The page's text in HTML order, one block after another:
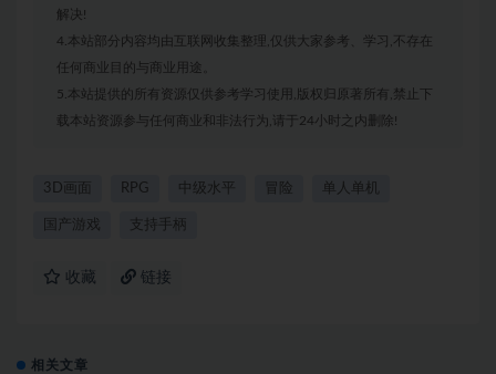
解决!
4.本站部分内容均由互联网收集整理,仅供大家参考、学习,不存在
任何商业目的与商业用途。
5.本站提供的所有资源仅供参考学习使用,版权归原著所有,禁止下
载本站资源参与任何商业和非法行为,请于24小时之内删除!
3D画面 RPG 中级水平 冒险 单人单机
国产游戏 支持手柄
收藏 链接
相关文章